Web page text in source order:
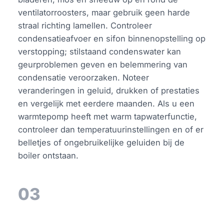
ventilatorroosters, maar gebruik geen harde
straal richting lamellen. Controleer
condensatieafvoer en sifon binnenopstelling op
verstopping; stilstaand condenswater kan
geurproblemen geven en belemmering van
condensatie veroorzaken. Noteer
veranderingen in geluid, drukken of prestaties
en vergelijk met eerdere maanden. Als u een
warmtepomp heeft met warm tapwaterfunctie,
controleer dan temperatuurinstellingen en of er
belletjes of ongebruikelijke geluiden bij de
boiler ontstaan.
03